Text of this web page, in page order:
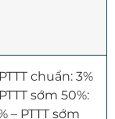
chuẩn: 3%
sớm 50%:
– PTTT sớm